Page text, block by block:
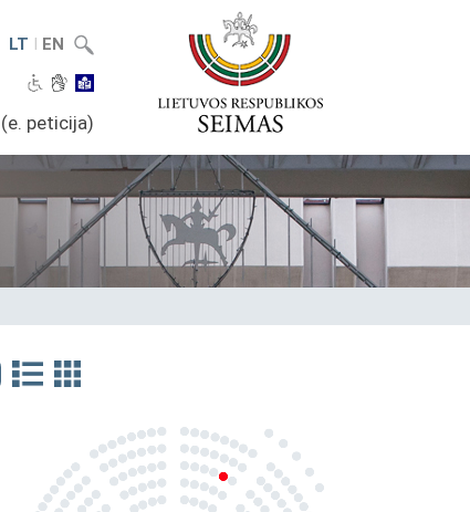
LT I EN
peticija)